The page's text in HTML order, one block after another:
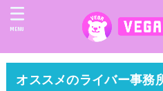
MENU
オススメのライバー事務